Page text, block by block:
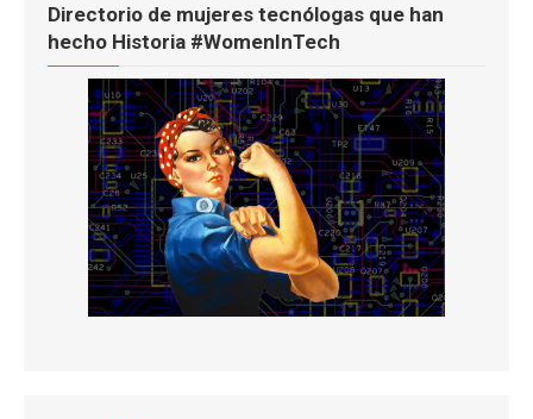
Directorio de mujeres tecnólogas que han
hecho Historia #WomenInTech